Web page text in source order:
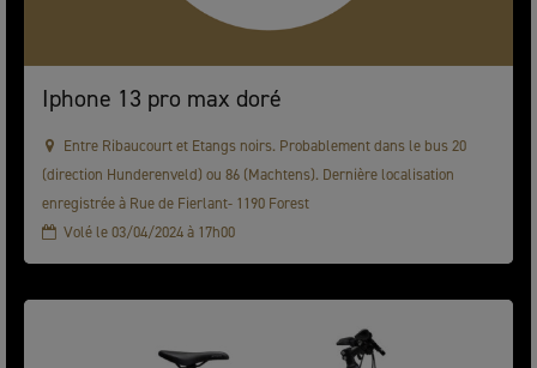
Iphone 13 pro max doré
Entre Ribaucourt et Etangs noirs. Probablement dans le bus 20
(direction Hunderenveld) ou 86 (Machtens). Dernière localisation
enregistrée à Rue de Fierlant- 1190 Forest
Volé le 03/04/2024 à 17h00